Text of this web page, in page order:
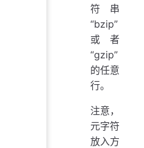
符串
“bzip”
或者
“gzip”
的任意
行。
注意，
元字符
放入方